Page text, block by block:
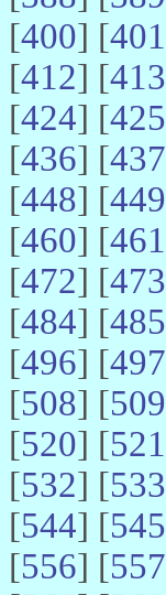
[400] [401
[412] [413
[424] [425
[436] [437
[448] [449
[460] [461
[472] [473
[484] [485
[496] [497
[508] [509
[520] [521
[532] [533
[544] [545
[556] [557